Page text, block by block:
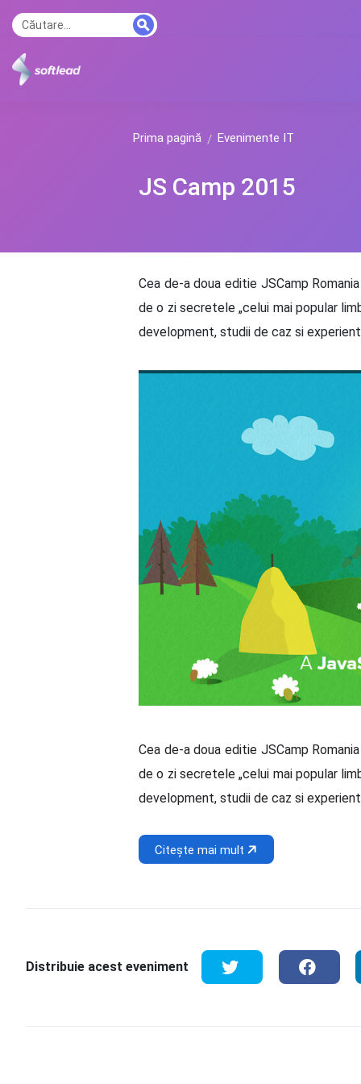
Prima pagină Evenimente IT
JS Camp 2015
Cea de-a doua editie JSCamp
de o zi secretele „celui mai popular
development, studii de caz si
Cea de-a doua editie JSCamp
de o zi secretele „celui mai popular
development, studii de caz si
Citește mai mult
Distribuie acest eveniment